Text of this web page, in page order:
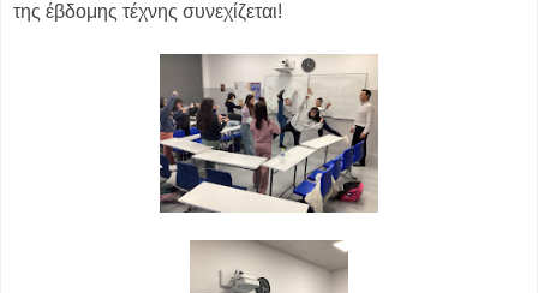
της έβδομης τέχνης συνεχίζεται!